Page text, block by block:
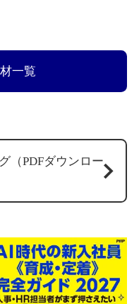
一覧
（PDFダウンロー